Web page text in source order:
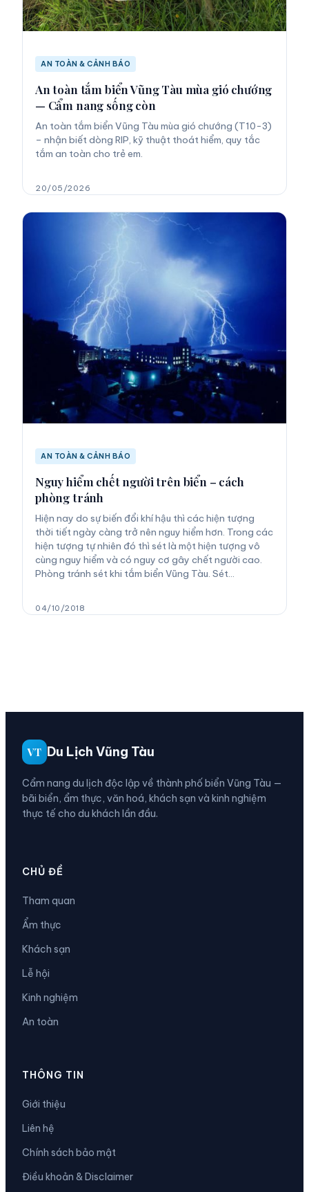
AN TOÀN & CẢNH BÁO
An toàn tắm biển Vũng Tàu mùa gió chướng
— Cẩm nang sống còn
An toàn tắm biển Vũng Tàu mùa gió chướng (T10-3)
– nhận biết dòng RIP, kỹ thuật thoát hiểm, quy tắc
tắm an toàn cho trẻ em.
20/05/2026
AN TOÀN & CẢNH BÁO
Nguy hiểm chết người trên biển – cách
phòng tránh
Hiện nay do sự biến đổi khí hậu thì các hiện tượng
thời tiết ngày càng trở nên nguy hiểm hơn. Trong các
hiện tượng tự nhiên đó thì sét là một hiện tượng vô
cùng nguy hiểm và có nguy cơ gây chết người cao.
Phòng tránh sét khi tắm biển Vũng Tàu. Sét…
04/10/2018
VT Du Lịch Vũng Tàu
Cẩm nang du lịch độc lập về thành phố biển Vũng Tàu —
bãi biển, ẩm thực, văn hoá, khách sạn và kinh nghiệm
thực tế cho du khách lần đầu.
CHỦ ĐỀ
Tham quan
Ẩm thực
Khách sạn
Lễ hội
Kinh nghiệm
An toàn
THÔNG TIN
Giới thiệu
Liên hệ
Chính sách bảo mật
Điều khoản & Disclaimer